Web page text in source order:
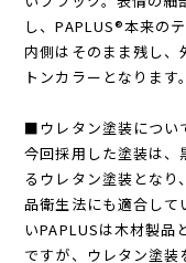
ミニマルなデザイン
いブラック。表情の細
し、PAPLUS®本来の
トンカラーとなります
■ウレタン塗装について
今回採用した塗装は
るウレタン塗装となり
品衛生法にも適合して